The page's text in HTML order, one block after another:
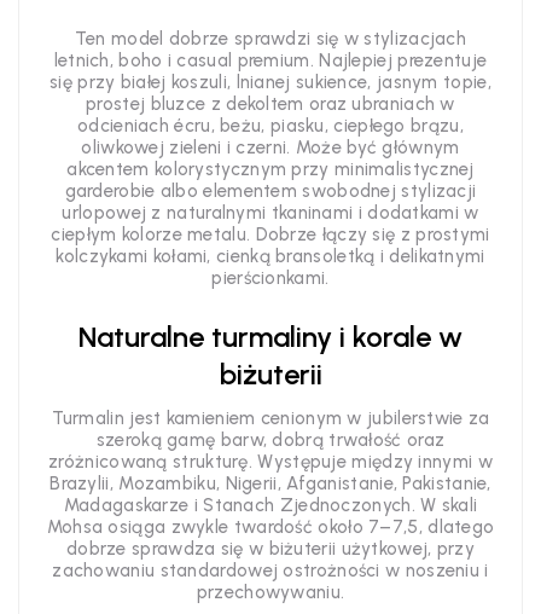
Ten model dobrze sprawdzi się w stylizacjach
letnich, boho i casual premium. Najlepiej prezentuje
się przy białej koszuli, lnianej sukience, jasnym topie,
prostej bluzce z dekoltem oraz ubraniach w
odcieniach écru, beżu, piasku, ciepłego brązu,
oliwkowej zieleni i czerni. Może być głównym
akcentem kolorystycznym przy minimalistycznej
garderobie albo elementem swobodnej stylizacji
urlopowej z naturalnymi tkaninami i dodatkami w
ciepłym kolorze metalu. Dobrze łączy się z prostymi
kolczykami kołami, cienką bransoletką i delikatnymi
pierścionkami.
Naturalne turmaliny i korale w
biżuterii
Turmalin jest kamieniem cenionym w jubilerstwie za
szeroką gamę barw, dobrą trwałość oraz
zróżnicowaną strukturę. Występuje między innymi w
Brazylii, Mozambiku, Nigerii, Afganistanie, Pakistanie,
Madagaskarze i Stanach Zjednoczonych. W skali
Mohsa osiąga zwykle twardość około 7–7,5, dlatego
dobrze sprawdza się w biżuterii użytkowej, przy
zachowaniu standardowej ostrożności w noszeniu i
przechowywaniu.